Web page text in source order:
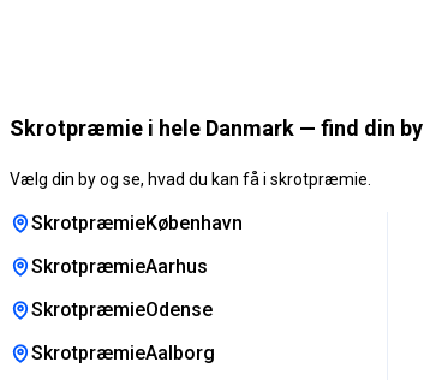
Skrotpræmie i hele Danmark — find din by
Vælg din by og se, hvad du kan få i skrotpræmie.
SkrotpræmieKøbenhavn
SkrotpræmieAarhus
SkrotpræmieOdense
SkrotpræmieAalborg